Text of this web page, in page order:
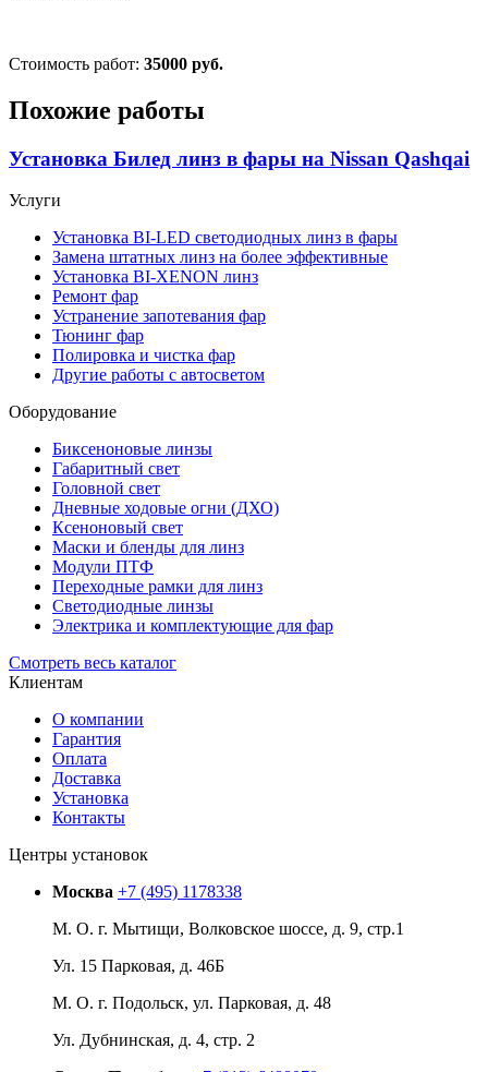
Стоимость работ: 35000 руб.
Похожие работы
Установка Билед линз в фары на Nissan Qashqai
Услуги
Установка BI-LED светодиодных линз в фары
Замена штатных линз на более эффективные
Установка BI-XENON линз
Ремонт фар
Устранение запотевания фар
Тюнинг фар
Полировка и чистка фар
Другие работы с автосветом
Оборудование
Биксеноновые линзы
Габаритный свет
Головной свет
Дневные ходовые огни (ДХО)
Ксеноновый свет
Маски и бленды для линз
Модули ПТФ
Переходные рамки для линз
Светодиодные линзы
Электрика и комплектующие для фар
Смотреть весь каталог
Клиентам
О компании
Гарантия
Оплата
Доставка
Установка
Контакты
Центры установок
Москва +7 (495) 1178338
М. О. г. Мытищи, Волковское шоссе, д. 9, стр.1
Ул. 15 Парковая, д. 46Б
М. О. г. Подольск, ул. Парковая, д. 48
Ул. Дубнинская, д. 4, стр. 2